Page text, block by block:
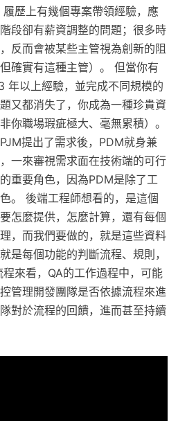
歷上有幾個專案帶領經驗，應
段卻有薪資調整的問題；很多時
反而會被某些主管視為創新的阻
確實有這種主管）。 但當你有
年以上經驗，並完成不同規模的
又都消失了，你成為一種珍貴資
你職場瑕疵極大、毫無累積）。
提出了需求後，PDM就身兼
一來審視需求面在技術端的可行
重要角色，因為PDM是除了工
。 後端工程師想看的，是這個
怎麼提供，怎麼計算，還有每個
，而我們要做的，就是這些資料
是每個功能的判斷流程、規則，
來看，QA的工作過程中，可能
管理開發團隊是否依據流程來進
對於流程的回饋，進而甚至持續